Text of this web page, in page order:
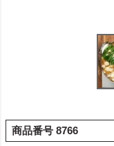
商品番号 8766